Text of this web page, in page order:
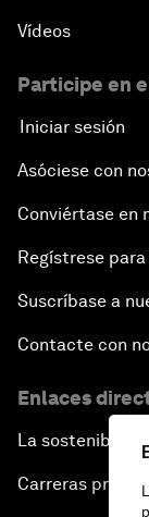
Vídeos
Participe en
Iniciar sesión
Asóciese con
Conviértase en
Regístrese
Suscríbase a
Contacte con
Enlaces
La
Carreras